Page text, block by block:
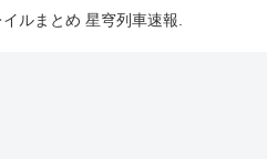
ルまとめ 星穹列車速報.